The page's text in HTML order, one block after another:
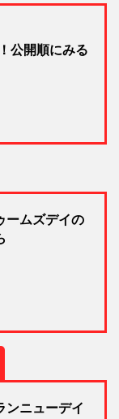
公開順にみる
ームズデイの
ンニューデイ